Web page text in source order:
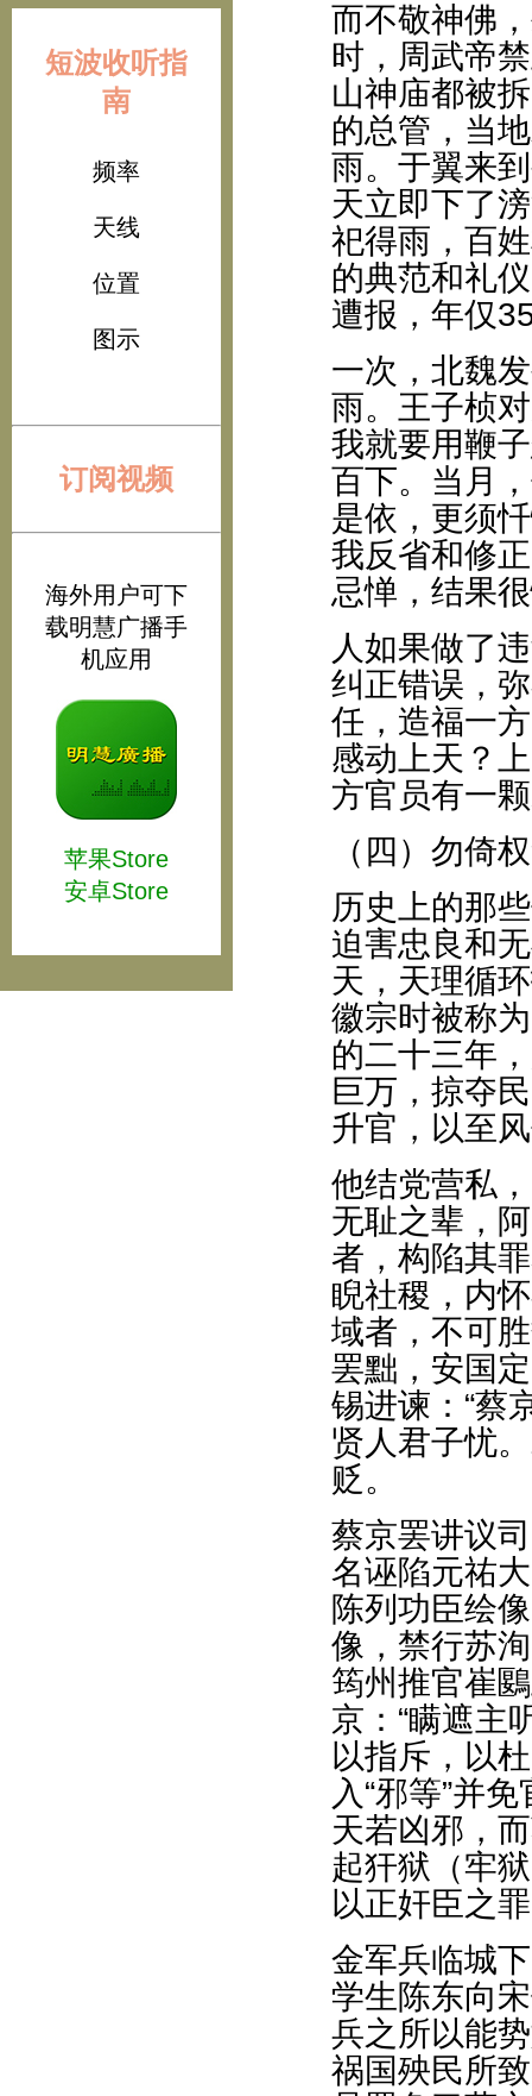
短波收听指
南
频率
天线
位置
图示
订阅视频
海外用户可下
载明慧广播手
机应用
苹果Store
安卓Store
而不敬神佛
时，周武帝
山神庙都被
的总管，当
雨。于翼来
天立即下了
祀得雨，百
的典范和礼
遭报，年仅
一次，北魏
雨。王子桢
我就要用鞭
百下。当月
是依，更须
我反省和修
忌惮，结果
人如果做了
纠正错误，
任，造福一
感动上天？
方官员有一
（四）勿倚
历史上的那
迫害忠良和
天，天理循
徽宗时被称
的二十三年
巨万，掠夺
升官，以至
他结党营私
无耻之辈，
者，构陷其
睨社稷，内
域者，不可
罢黜，安国
锡进谏：“蔡
贤人君子忧
贬。
蔡京罢讲议
名诬陷元祐
陈列功臣绘
像，禁行苏
筠州推官崔
京：“瞒遮主
以指斥，以
入“邪等”并
天若凶邪，
起犴狱（牢
以正奸臣之
金军兵临城
学生陈东向
兵之所以能
祸国殃民所